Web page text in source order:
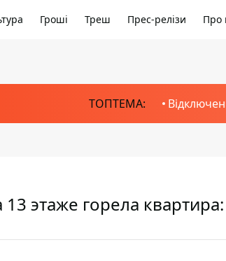
Гроші Треш Прес-релізи Про
ТОПТЕМА:
этаже горела